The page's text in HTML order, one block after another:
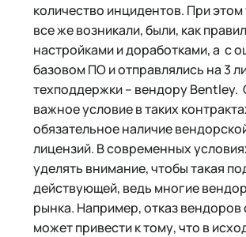
количество инцидентов. При этом
все же возникали, были, как
настройками и доработками, а с
базовом ПО и отправлялись на 3
техподдержки – вендору Bentley.
важное условие в таких
обязательное наличие
лицензий. В современных
уделять внимание, чтобы такая
действующей, ведь многие
рынка. Например, отказ
может привести к тому, что в